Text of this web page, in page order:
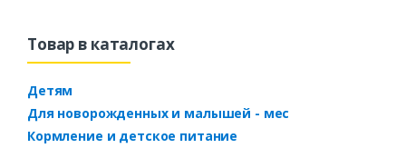
Товар в каталогах
Детям
Для новорожденных и малышей - мес
Кормление и детское питание